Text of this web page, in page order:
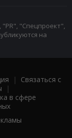
"Спецпроект",
на
| Связаться с
|
в сфере